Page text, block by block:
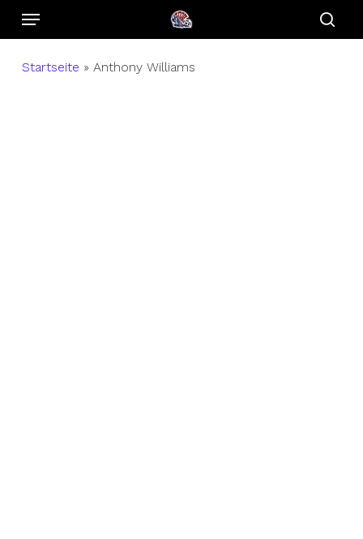
SkipMenu
Startseite » Anthony Williams